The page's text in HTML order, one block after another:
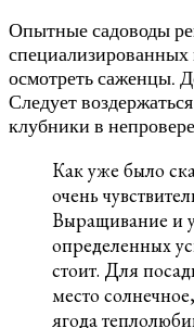
Опытные садоводы
специализированных
осмотреть саженцы.
Следует
клубники в
Как уже было
очень
Выращивание и
определенных
стоит. Для
место
ягода